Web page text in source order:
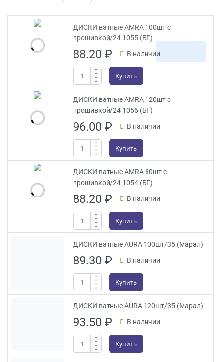
ДИСКИ ватные AMRA 100шт с
прошивкой/24 1055 (БГ)
88.20₽ В наличии
Купить
ДИСКИ ватные AMRA 120шт с
прошивкой/24 1056 (БГ)
96.00₽ В наличии
Купить
ДИСКИ ватные AMRA 80шт с
прошивкой/24 1054 (БГ)
88.20₽ В наличии
Купить
ДИСКИ ватные AURA 100шт/35 (Марал)
89.30₽ В наличии
Купить
ДИСКИ ватные AURA 120шт/35 (Марал)
93.50₽ В наличии
Купить